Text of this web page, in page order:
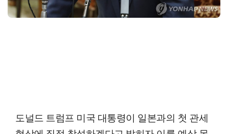
도널드 트럼프 미국 대통령이 일본과의 첫 관세